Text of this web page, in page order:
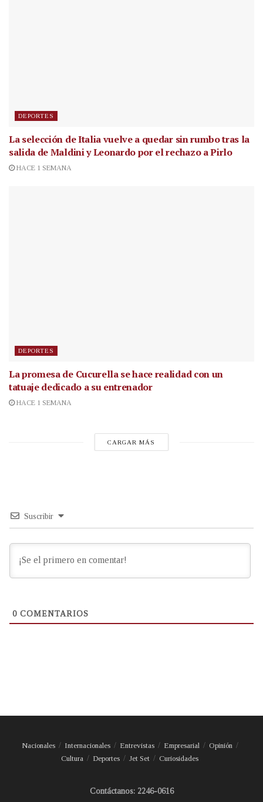
DEPORTES
La selección de Italia vuelve a quedar sin rumbo tras la
salida de Maldini y Leonardo por el rechazo a Pirlo
HACE 1 SEMANA
DEPORTES
La promesa de Cucurella se hace realidad con un
tatuaje dedicado a su entrenador
HACE 1 SEMANA
CARGAR MÁS
Suscribir
0 COMENTARIOS
Nacionales Internacionales Entrevistas Empresarial
Opinión
Cultura
Deportes Jet Set Curiosidades
Contáctanos: 2246-0616